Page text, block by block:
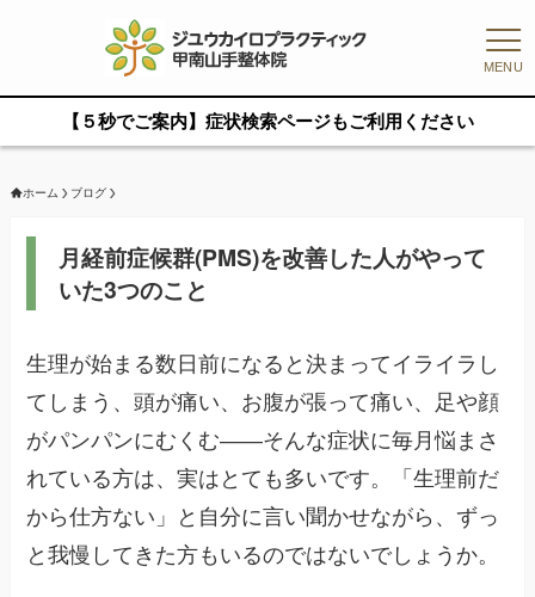
MENU
【５秒でご案内】症状検索ページもご利用ください
ホーム ブログ
月経前症候群(PMS)を改善した人がやって
いた3つのこと
生理が始まる数日前になると決まってイライラし
てしまう、頭が痛い、お腹が張って痛い、足や顔
がパンパンにむくむ——そんな症状に毎月悩まさ
れている方は、実はとても多いです。「生理前だ
から仕方ない」と自分に言い聞かせながら、ずっ
と我慢してきた方もいるのではないでしょうか。